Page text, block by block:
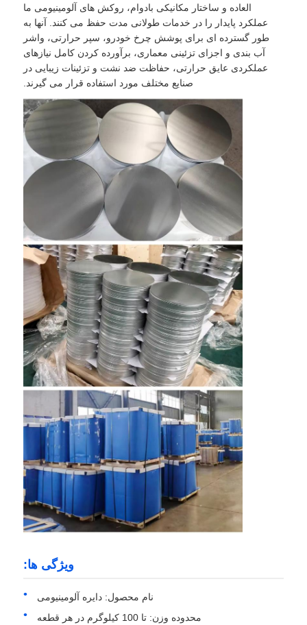
محصولات
درباره ما
بازدید از کارخانه
کنترل کیفیت
با ما تماس بگیرید
رول فویل آلومینیوم
العاده و ساختار مکانیکی بادوام، روکش های آلومینیومی ما
عملکرد پایدار را در خدمات طولانی مدت حفظ می کنند. آنها به
طور گسترده ای برای پوشش چرخ خودرو، سپر حرارتی، واشر
آب بندی و اجزای تزئینی معماری، برآورده کردن کامل نیازهای
عملکردی عایق حرارتی، حفاظت ضد نشت و تزئینات زیبایی در
صنایع مختلف مورد استفاده قرار می گیرند.
ویژگی ها:
نام محصول: دایره آلومینیومی
محدوده وزن: تا 100 کیلوگرم در هر قطعه